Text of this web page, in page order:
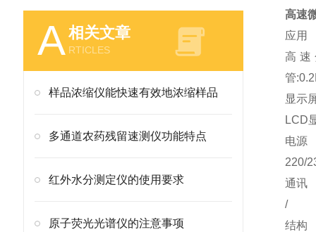
A相关文章
RTICLES
样品浓缩仪能快速有效地浓缩样品
多通道农药残留速测仪功能特点
红外水分测定仪的使用要求
原子荧光光谱仪的注意事项
高速
应用
高速
管
显示
LCD
电源
220/
通讯
/
结构